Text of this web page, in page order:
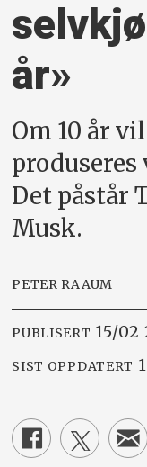
år»
Om 10 år
Det påstår
Musk.
PETER RAAUM
PUBLISERT 15/
SIST OPPDATERT